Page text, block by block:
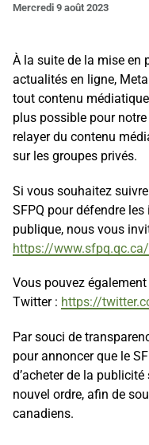
Mercredi 9 août 2023
À la suite de la mise en
actualités en ligne,
tout contenu
plus possible pour
relayer du contenu
sur les groupes privés.
Si vous souhaitez
SFPQ pour défendre
publique, nous vous
https://
Vous pouvez
Twitter : https://
Par souci de
pour annoncer que le
d’acheter de la
nouvel ordre, afin de
canadiens.